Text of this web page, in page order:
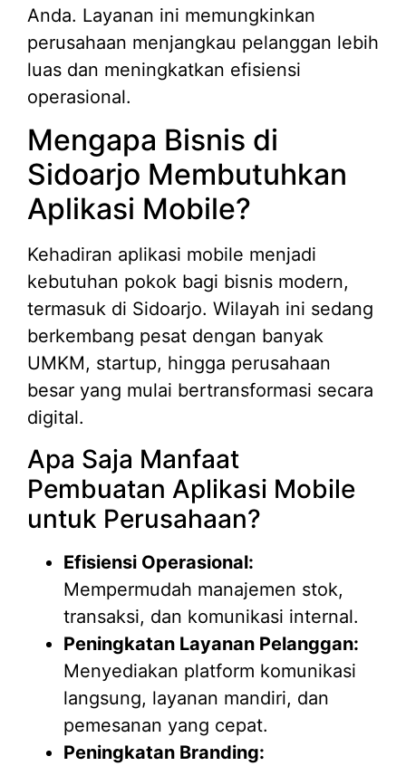
Anda. Layanan ini memungkinkan
perusahaan menjangkau pelanggan lebih
luas dan meningkatkan efisiensi
operasional.
Mengapa Bisnis di
Sidoarjo Membutuhkan
Aplikasi Mobile?
Kehadiran aplikasi mobile menjadi
kebutuhan pokok bagi bisnis modern,
termasuk di Sidoarjo. Wilayah ini sedang
berkembang pesat dengan banyak
UMKM, startup, hingga perusahaan
besar yang mulai bertransformasi secara
digital.
Apa Saja Manfaat
Pembuatan Aplikasi Mobile
untuk Perusahaan?
Efisiensi Operasional:
Mempermudah manajemen stok,
transaksi, dan komunikasi internal.
Peningkatan Layanan Pelanggan:
Menyediakan platform komunikasi
langsung, layanan mandiri, dan
pemesanan yang cepat.
Peningkatan Branding: